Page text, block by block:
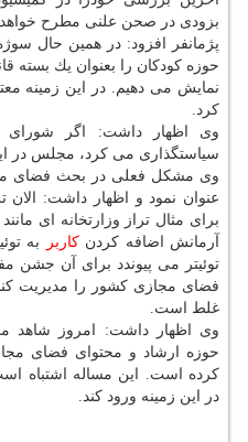
بزودی در صحن علنی مطرح
پژمانفر افزود: در همین حال
حوزه كودكان را بعنوان یك بسته
نمایش می دهیم. در این زمینه
كرد.
وی اظهار داشت: اگر
سیاستگذاری می كرد، مجلس در
وی مشكل فعلی در بحث فضای
عنوان نمود و اظهار داشت: الان
برای مثال تراز وزارتخانه ای مانند
آرمانش اضافه كردنكاربر
به
توئیتر می پیوندد برای آن جشن
فضای مجازی كشور را مدیریت
غلط است.
وی اظهار داشت: امروز شاهد
حوزه ارشاد و محتوای فضای
كرده است. این مساله اشتباه
در این زمینه ورود كند.